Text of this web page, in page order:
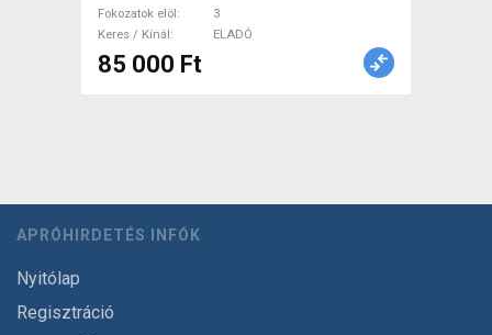
Fokozatok elöl
3
Keres / Kínál
ELADÓ
85 000 Ft
APRÓHIRDETÉS INFÓK
Nyitólap
Regisztráció